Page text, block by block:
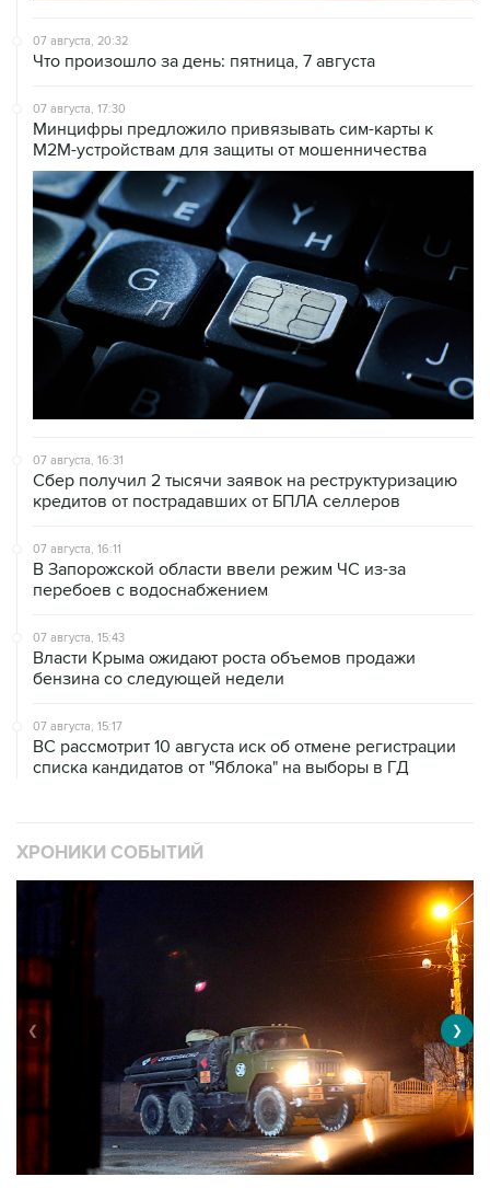
07 августа, 20:32
Что произошло за день: пятница, 7 августа
07 августа, 17:30
Минцифры предложило привязывать сим-карты к
M2M-устройствам для защиты от мошенничества
07 августа, 16:31
Сбер получил 2 тысячи заявок на реструктуризацию
кредитов от пострадавших от БПЛА селлеров
07 августа, 16:11
В Запорожской области ввели режим ЧС из-за
перебоев с водоснабжением
07 августа, 15:43
Власти Крыма ожидают роста объемов продажи
бензина со следующей недели
07 августа, 15:17
ВС рассмотрит 10 августа иск об отмене регистрации
списка кандидатов от "Яблока" на выборы в ГД
ХРОНИКИ СОБЫТИЙ
❮ ❯